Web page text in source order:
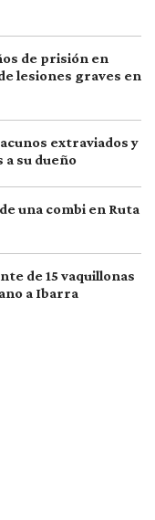
de prisión en
lesiones graves en
extraviados y
su dueño
una combi en Ruta
de 15 vaquillonas
a Ibarra